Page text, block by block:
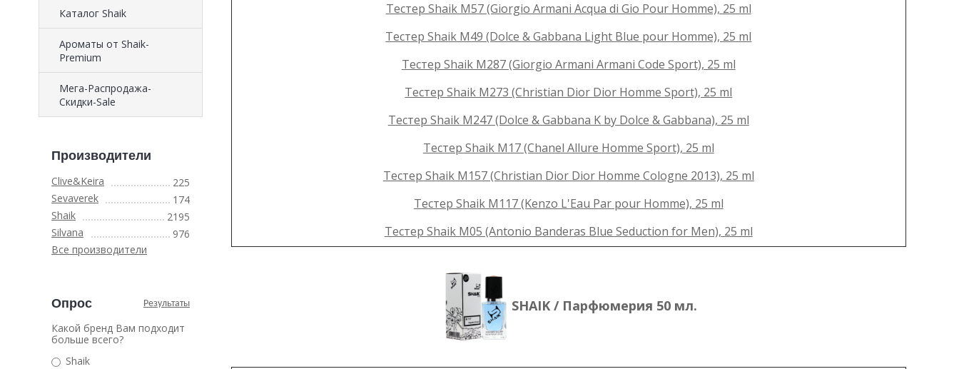
Каталог Shaik
Ароматы от Shaik-
Premium
Мега-Распродажа-
Скидки-Sale
Производители
Clive&Keira
225
Sevaverek
174
Shaik
2195
Silvana
976
Все производители
Опрос Результаты
Какой бренд Вам подходит
больше всего?
Shaik
Тестер Shaik M57 (Giorgio Armani Acqua di Gio Pour Homme), 25 ml
Тестер Shaik M49 (Dolce & Gabbana Light Blue pour Homme), 25 ml
Тестер Shaik M287 (Giorgio Armani Armani Code Sport), 25 ml
Тестер Shaik M273 (Christian Dior Dior Homme Sport), 25 ml
Тестер Shaik M247 (Dolce & Gabbana K by Dolce & Gabbana), 25 ml
Тестер Shaik M17 (Chanel Allure Homme Sport), 25 ml
Тестер Shaik M157 (Christian Dior Dior Homme Cologne 2013), 25 ml
Тестер Shaik M117 (Kenzo L'Eau Par pour Homme), 25 ml
Тестер Shaik M05 (Antonio Banderas Blue Seduction for Men), 25 ml
SHAIK / Парфюмерия 50 мл.